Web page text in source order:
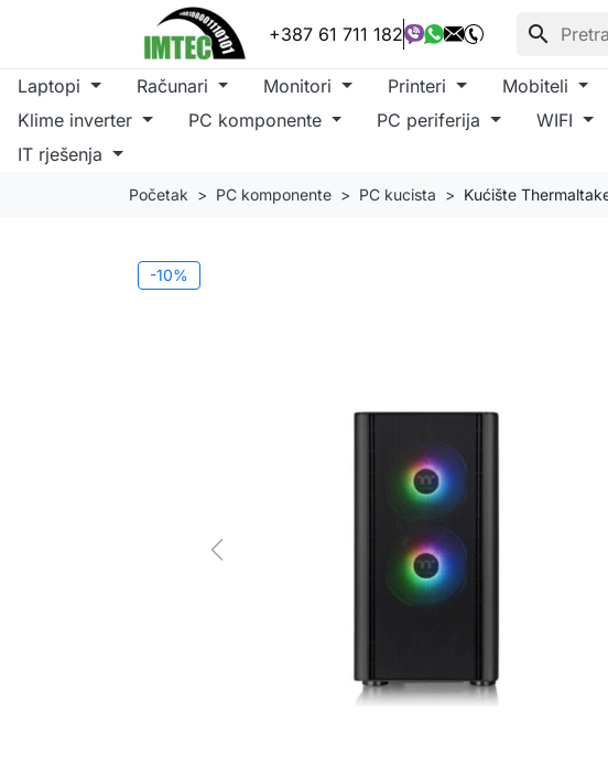
+387 61 711 182 search
Laptopi Računari Monitori Printeri Mobiteli
Klime inverter
PC komponente PC periferija WIFI
IT rješenja
Početak PC komponente PC kucista Kućište
-10%
Previous